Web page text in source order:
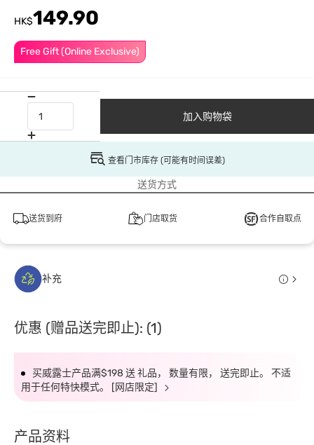
Free Gift (Online Exclusive)
HK$149.90
加入购物袋
查看门市库存 (可能有时间误差)
送货方式
送货到府 门店取货 合作自取点
补充
优惠 (赠品送完即止): (1)
买威露士产品满$198 送 礼品， 数量有限， 送完即止。 不适
用于任何特快模式。 [网店限定]
产品资料